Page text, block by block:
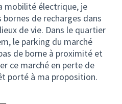
mobilité électrique, je
de recharges dans
de vie. Dans le quartier
le parking du marché
de borne à proximité et
ce marché en perte de
porté à ma proposition.